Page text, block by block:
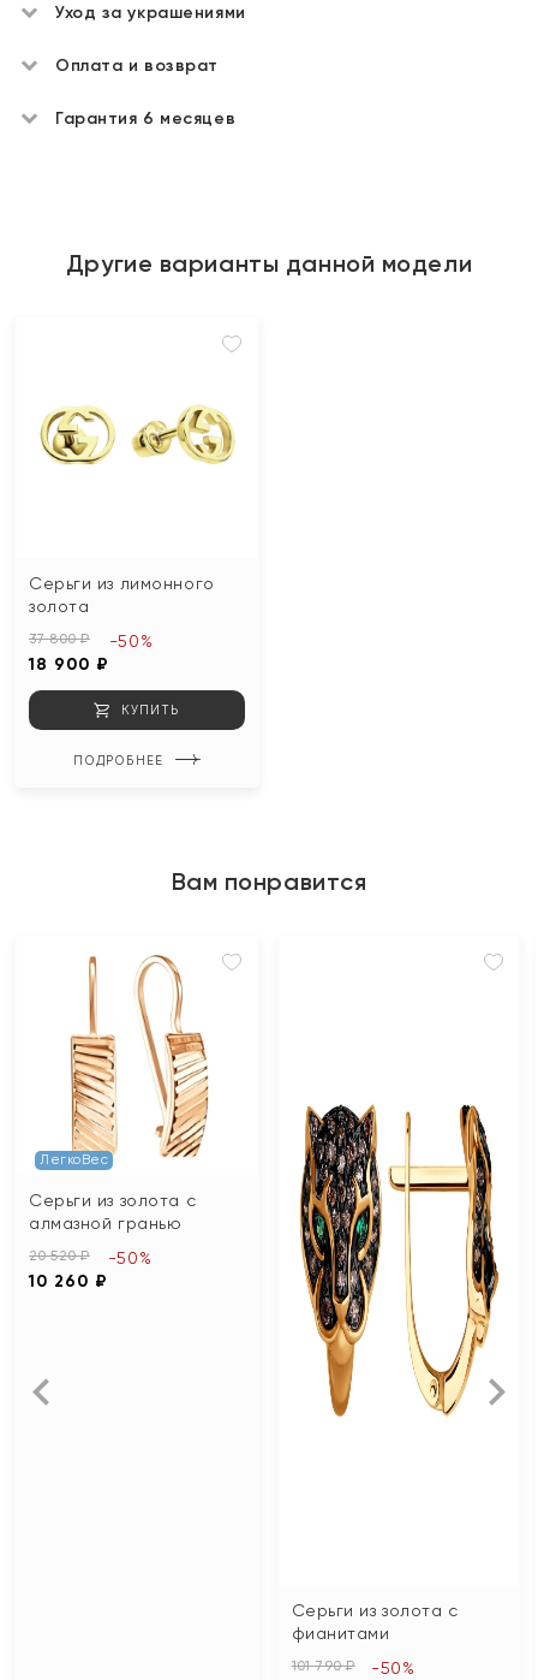
Уход за украшениями
Оплата и возврат
Гарантия 6 месяцев
Другие варианты данной модели
Серьги из лимонного
золота
37 800 ₽
18 900 ₽
-50%
КУПИТЬ
ПОДРОБНЕЕ
Вам понравится
ЛегкоВес
Серьги из золота с
алмазной гранью
20 520 ₽
10 260 ₽
-50%
Серьги из золота с
фианитами
101 790 ₽ -50%